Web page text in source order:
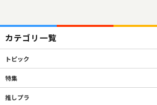
カテゴリ一覧
トピック
特集
推しプラ